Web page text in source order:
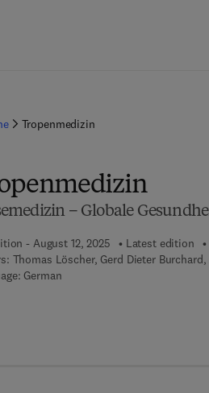
Tropenmedizin
– Globale
- August 12, 2025 Latest edition
Thomas Löscher, Gerd Dieter
German